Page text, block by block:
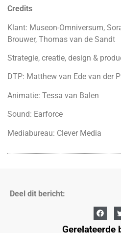
Credits
Klant: Museon-Omniversum,
Brouwer, Thomas van de Sandt
Strategie, creatie, design &
DTP: Matthew van Ede van der
Animatie: Tessa van Balen
Sound: Earforce
Mediabureau: Clever Media
Deel dit bericht:
Gerelateerde